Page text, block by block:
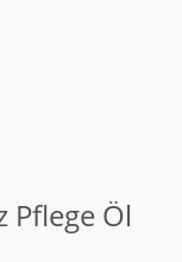
Pflege Öl